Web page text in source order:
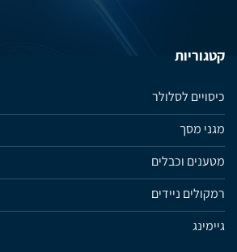
קטגוריות
כיסויים לסלולר
מגני מסך
מטענים וכבלים
רמקולים ניידים
גיימינג